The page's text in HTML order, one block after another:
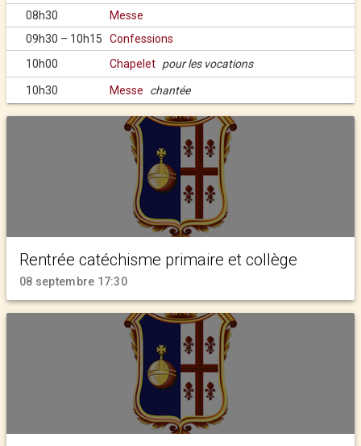
08h30
Messe
09h30 – 10h15
Confessions
10h00
Chapelet pour les vocations
10h30 Messe chantée
Rentrée catéchisme primaire et collège
08 septembre 17:30